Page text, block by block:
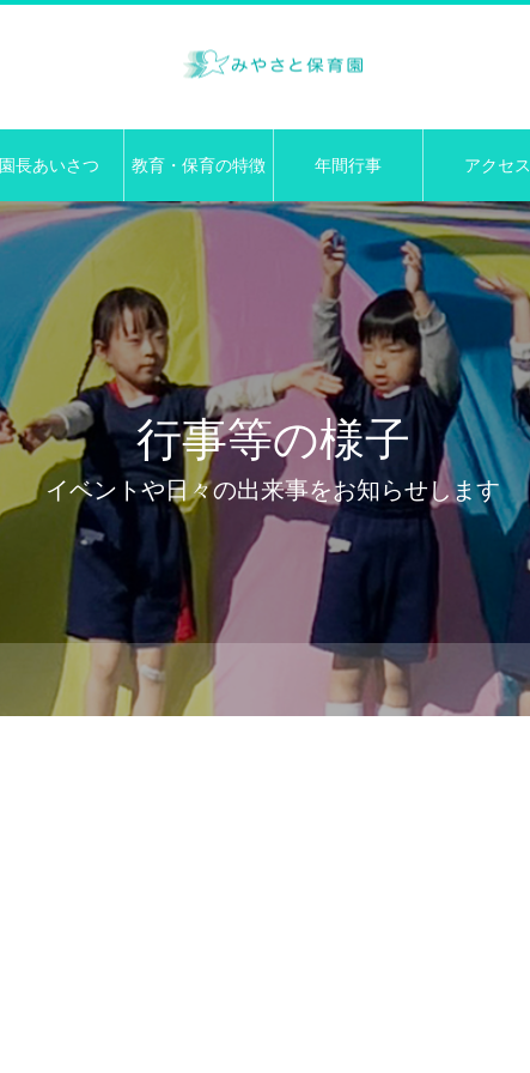
園長あいさつ 教育・保育の特徴 年間行事 アクセス
行事等の様子
イベントや日々の出来事をお知らせします